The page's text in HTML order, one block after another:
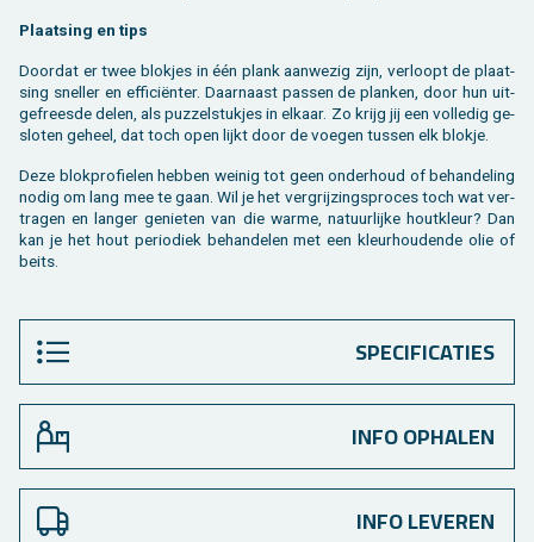
Plaat­sing en tips
Door­dat er twee blok­jes in één plank aan­we­zig zijn, ver­loopt de plaat­
sing snel­ler en ef­fi­ciënter. Daar­naast pas­sen de plan­ken, door hun uit­
ge­frees­de delen, als puz­zel­stuk­jes in el­kaar. Zo krijg jij een vol­le­dig ge­
slo­ten ge­heel, dat toch open lijkt door de voe­gen tus­sen elk blok­je.
Deze blok­pro­fie­len heb­ben wei­nig tot geen on­der­houd of be­han­de­ling
nodig om lang mee te gaan. Wil je het ver­grij­zings­pro­ces toch wat ver­
tra­gen en lan­ger ge­nie­ten van die warme, na­tuur­lij­ke hout­kleur? Dan
kan je het hout pe­ri­o­diek be­han­de­len met een kleur­hou­den­de olie of
beits.
SPECIFICATIES
INFO OPHALEN
INFO LEVEREN